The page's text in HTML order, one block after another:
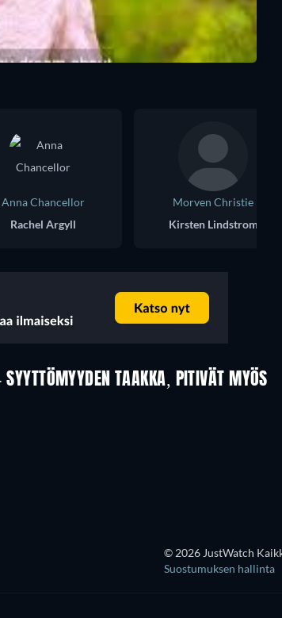
Anna Chancellor
Rachel Argyll
Morven Christie
Kirsten Lindstrom
TAAKKA, PITIVÄT MYÖS
TV TV
© 2026 JustWatch
Suostumuksen hallinta